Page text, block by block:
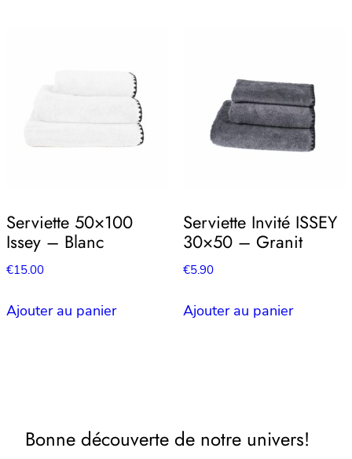
Serviette 50×100
Issey – Blanc
€15.00
Ajouter au panier
Serviette Invité ISSEY
30×50 – Granit
€5.90
Ajouter au panier
Bonne découverte de notre univers!